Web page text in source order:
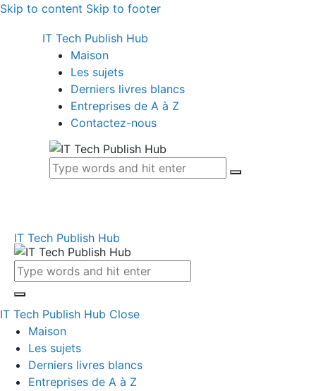
Skip to content Skip to footer
IT Tech Publish Hub
Maison
Les sujets
Derniers livres blancs
Entreprises de A à Z
Contactez-nous
IT Tech Publish Hub
IT Tech Publish Hub Close
Maison
Les sujets
Derniers livres blancs
Entreprises de A à Z